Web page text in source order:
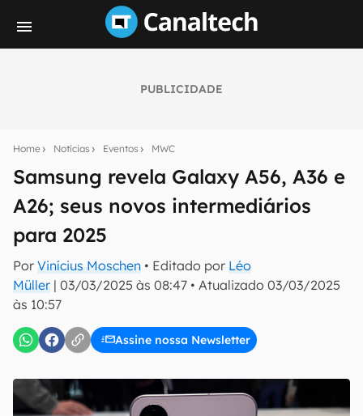
PUBLICIDADE
Home Notícias Eventos MWC
Samsung revela Galaxy A56, A36 e
A26; seus novos intermediários
para 2025
Por Vinícius Moschen • Editado por Léo
Müller | 03/03/2025 às 08:47 • Atualizado 03/03/2025
às 10:57
Assine nossa Newsletter
notícias e reviews sobre tecnologia em primeira
E-mail
inscreva-se
Uso e Política de Privacidade do Canaltech.